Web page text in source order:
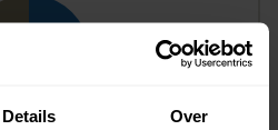
Details Over